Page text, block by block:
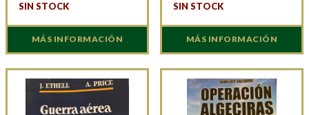
SIN STOCK
MÁS INFORMACIÓN
SIN STOCK
MÁS INFORMACIÓN